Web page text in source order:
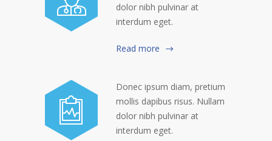
dolor nibh pulvinar at
interdum eget.
Read more
Donec ipsum diam, pretium
mollis dapibus risus. Nullam
dolor nibh pulvinar at
interdum eget.